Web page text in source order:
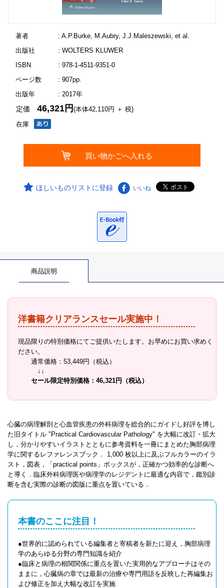
著者
: A.P.Burke, M.Aubry, J.J.Maleszewski, et al.
出版社
: WOLTERS KLUWER
ISBN
: 978-1-4511-9351-0
ページ数
: 907pp.
出版年
: 2017年
在庫
定価46,321円(本体42,110円 ＋ 税)
ほしいものリストに登録 いいね
商品説明
洋書籍クリアランスセール実施中！
現品限りの特別価格にてご提供いたします。お早めにお買い求めく
ださい。
通常価格：53,449円（税込）
↓↓
セール限定特別価格：46,321円（税込）
心臓の病理解剖と心血管疾患の外科病理を総合的にガイドし好評を博し
た旧タイトル "Practical Cardiovascular Pathology" を大幅に改訂・拡大
し，分かりやすいイラストとともに参考資料を一冊にまとめた胸部病理
学に関するレファレンスブック． 1,000 枚以上に及ぶフルカラーのイラ
スト，図表，「practical points」ボックスが，正確かつ効率的な診断へ
と導く．臨床外科病理医や病理学のレジデントに最適な内容で，鑑別診
断を含む実際の診断の図版に重点を置いている．
本書のここに注目！
●世界的に認められている編集者と寄稿者を新たに迎え，胸部病理
学のあらゆる分野の専門知識を紹介
●臨床と病理の相関関係に重点を置いた実用的なアプローチはその
ままに，心臓病の章では最新の治療や専門用語を反映した再編集お
よび修正を加え大幅な改訂を実施